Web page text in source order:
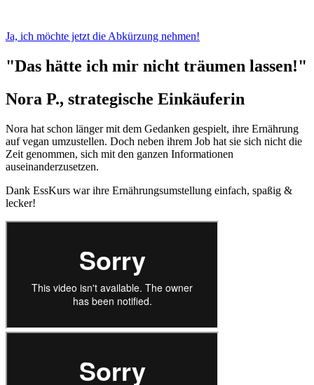
Ja, ich möchte jetzt die Abkürzung nehmen!
"Das hätte ich mir nicht träumen lassen!"
Nora P., strategische Einkäuferin
Nora hat schon länger mit dem Gedanken gespielt, ihre Ernährung
auf vegan umzustellen. Doch neben ihrem Job hat sie sich nicht die
Zeit genommen, sich mit den ganzen Informationen
auseinanderzusetzen.
Dank EssKurs war ihre Ernährungsumstellung einfach, spaßig &
lecker!